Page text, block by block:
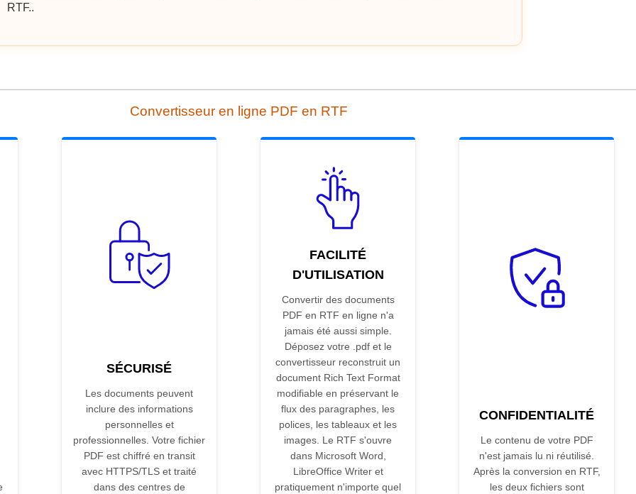
RTF..
Convertisseur en ligne PDF en RTF
SÉCURISÉ
Les documents peuvent
inclure des informations
personnelles et
professionnelles. Votre fichier
PDF est chiffré en transit
avec HTTPS/TLS et traité
dans des centres de
FACILITÉ
D'UTILISATION
Convertir des documents
PDF en RTF en ligne n'a
jamais été aussi simple.
Déposez votre .pdf et le
convertisseur reconstruit un
document Rich Text Format
modifiable en préservant le
flux des paragraphes, les
polices, les tableaux et les
images. Le RTF s'ouvre
dans Microsoft Word,
LibreOffice Writer et
pratiquement n'importe quel
CONFIDENTIALITÉ
Le contenu de votre PDF
n'est jamais lu ni réutilisé.
Après la conversion en RTF,
les deux fichiers sont